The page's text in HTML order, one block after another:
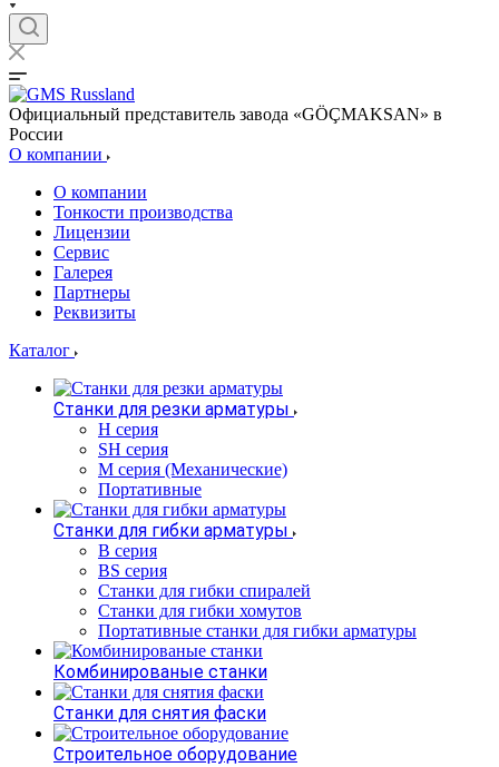
Официальный представитель завода «GÖÇMAKSAN» в
России
О компании
О компании
Тонкости производства
Лицензии
Сервис
Галерея
Партнеры
Реквизиты
Каталог
Станки для резки арматуры
H серия
SH серия
М серия (Механические)
Портативные
Станки для гибки арматуры
B серия
BS серия
Станки для гибки спиралей
Станки для гибки хомутов
Портативные станки для гибки арматуры
Комбинированые станки
Станки для снятия фаски
Строительное оборудование